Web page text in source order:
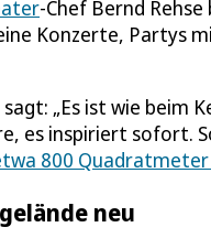
-Chef Bernd
Konzerte, Partys
„Es ist wie beim
es inspiriert sofort.
800
neu